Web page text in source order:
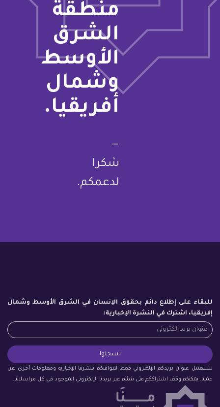
منطقة
الشرق
الأوسط
وشمال
أفريقيا.
—
شكرا
لدعمكم.
للبقاء على إطلاع دائم بحقوق الإنسان في الشرق الأوسط وشمال
إفريقيا، اشترك في النشرة الإخبارية:
نستعمل عنوان بريدكم الإلكتروني فقط لموافتكم بنشرتنا الإخبارية ومعلومات أخرى عن
عملنا. يمكنكم وقف اشتراككم متى شئتم عبر بريدنا الإلكتروني الموجود في كل مراسلاتنا.